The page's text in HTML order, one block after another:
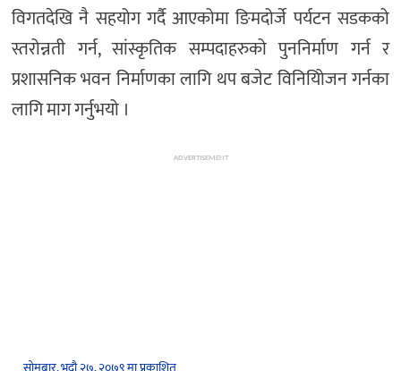
विगतदेखि नै सहयोग गर्दै आएकोमा ङिमदोर्जे पर्यटन सडकको
स्तरोन्नती गर्न, सांस्कृतिक सम्पदाहरुको पुननिर्माण गर्न र
प्रशासनिक भवन निर्माणका लागि थप बजेट विनियिोजन गर्नका
लागि माग गर्नुभयो ।
ADVERTISEMENT